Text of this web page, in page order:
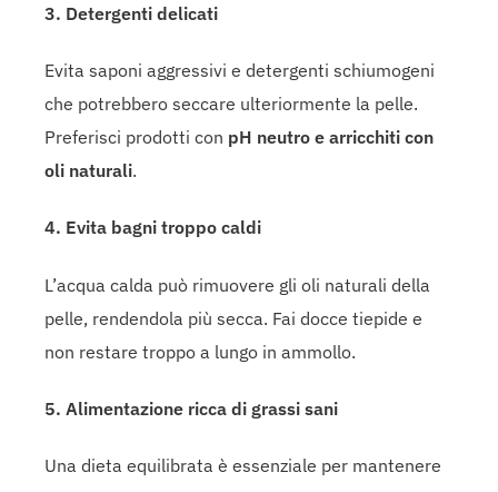
3. Detergenti delicati
Evita saponi aggressivi e detergenti schiumogeni
che potrebbero seccare ulteriormente la pelle.
Preferisci prodotti con pH neutro e arricchiti con
oli naturali.
4. Evita bagni troppo caldi
L’acqua calda può rimuovere gli oli naturali della
pelle, rendendola più secca. Fai docce tiepide e
non restare troppo a lungo in ammollo.
5. Alimentazione ricca di grassi sani
Una dieta equilibrata è essenziale per mantenere